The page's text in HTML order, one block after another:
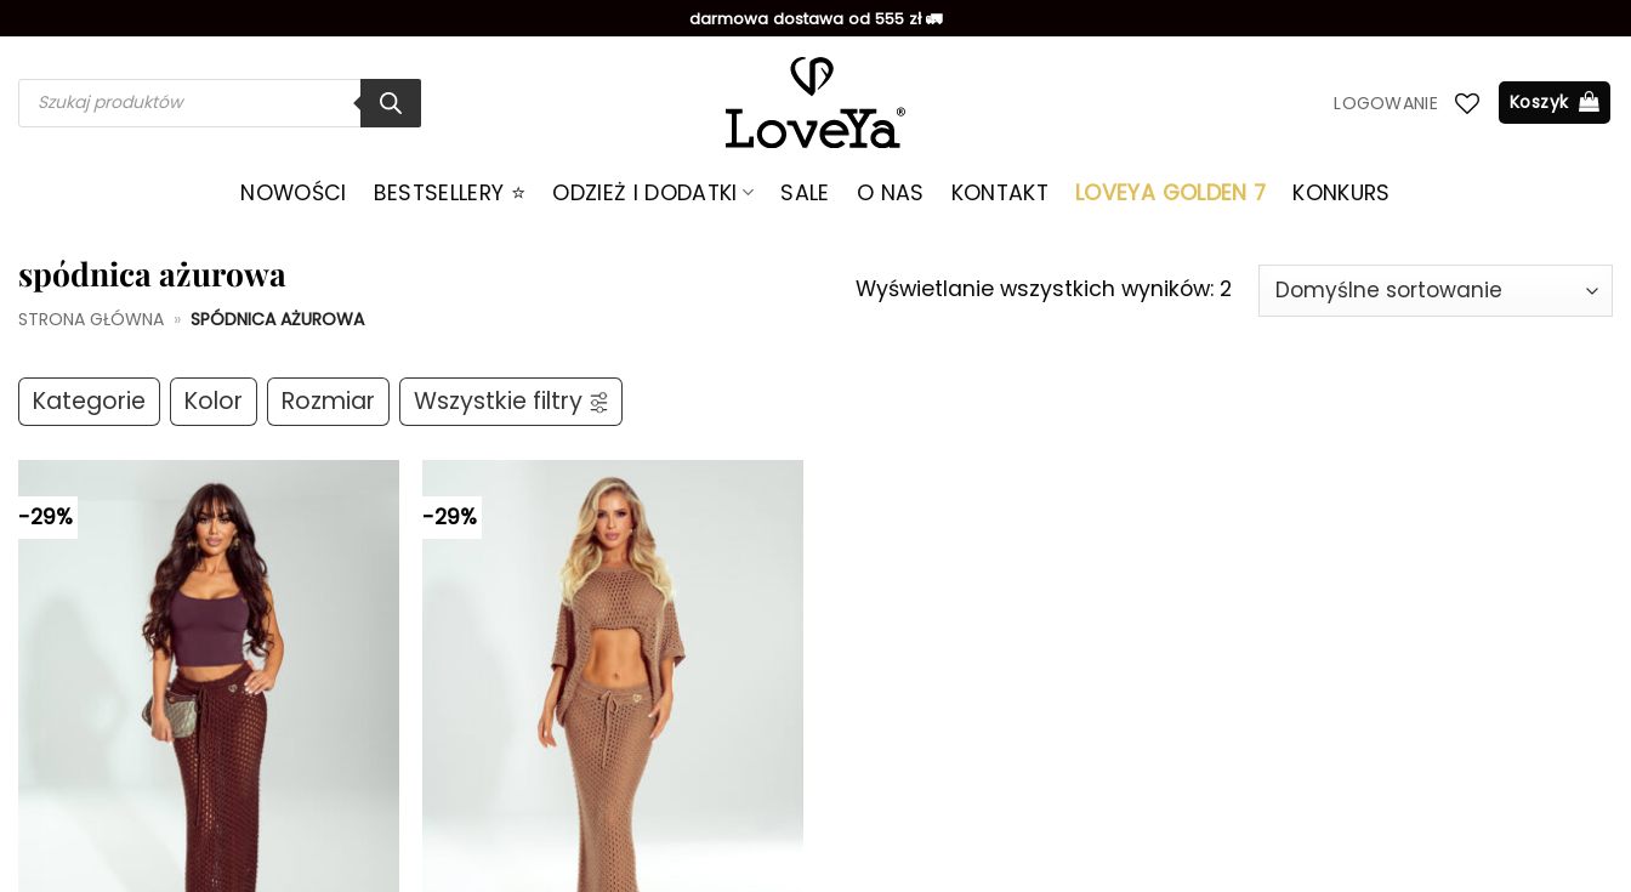
zawartości
darmowa dostawa od 555 zł 🚛
Wyszukiwarka
produktów LOGOWANIE Koszyk
NOWOŚCI BESTSELLERY ⭐️ ODZIEŻ I DODATKI SALE O NAS KONTAKT LOVEYA GOLDEN 7 KONKURS
spódnica ażurowa
STRONA GŁÓWNA » SPÓDNICA AŻUROWA
Wyświetlanie wszystkich wyników: 2
Kategorie Kolor Rozmiar Wszystkie filtry
-29% -29%